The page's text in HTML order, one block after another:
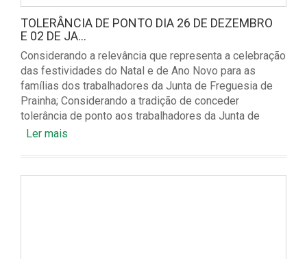
TOLERÂNCIA DE PONTO DIA 26 DE DEZEMBRO
E 02 DE JA...
Considerando a relevância que representa a celebração
das festividades do Natal e de Ano Novo para as
famílias dos trabalhadores da Junta de Freguesia de
Prainha; Considerando a tradição de conceder
tolerância de ponto aos trabalhadores da Junta de
Ler mais